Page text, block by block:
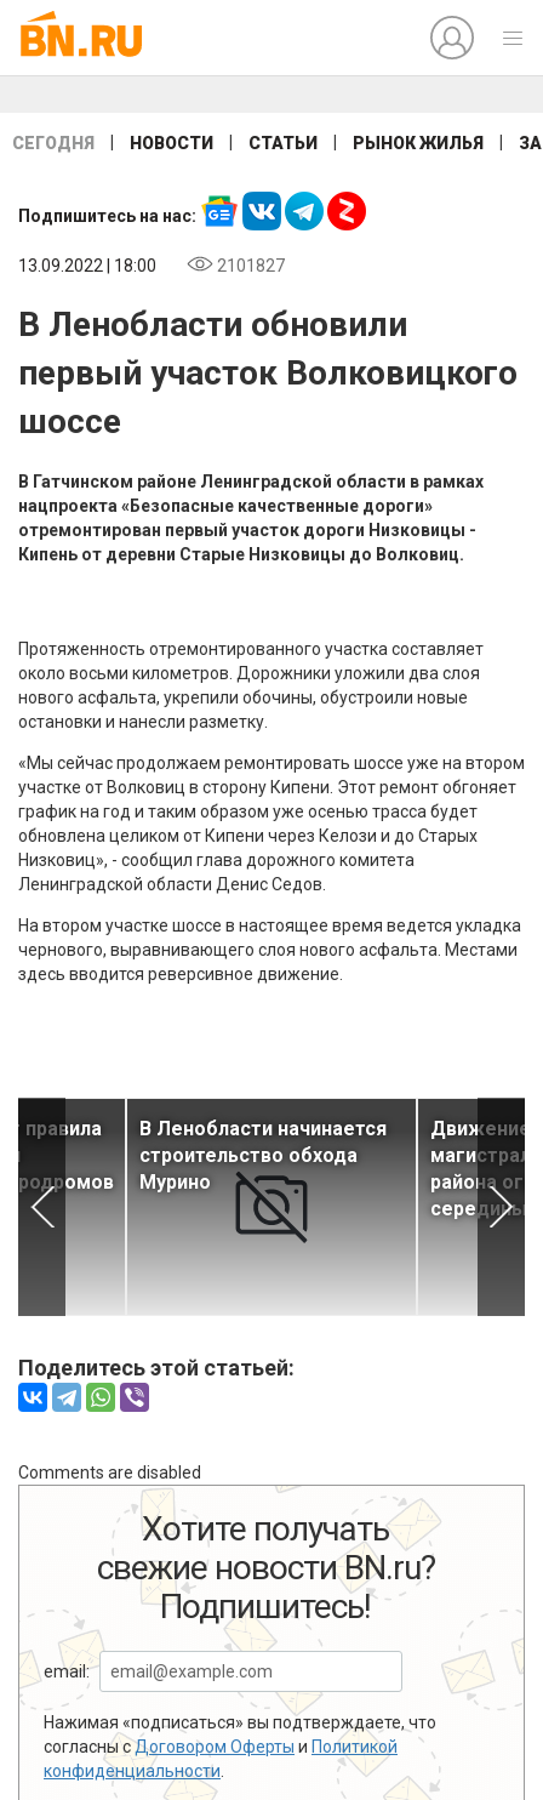
СЕГОДНЯ НОВОСТИ СТАТЬИ РЫНОК ЖИЛЬЯ
Подпишитесь на нас:
13.09.2022 | 18:00 2101827
В Ленобласти обновили
первый участок Волковицкого
шоссе
В Гатчинском районе Ленинградской области в рамках
нацпроекта «Безопасные качественные дороги»
отремонтирован первый участок дороги Низковицы -
Кипень от деревни Старые Низковицы до Волковиц.
Протяженность отремонтированного участка составляет
около восьми километров. Дорожники уложили два слоя
нового асфальта, укрепили обочины, обустроили новые
остановки и нанесли разметку.
«Мы сейчас продолжаем ремонтировать шоссе уже на втором
участке от Волковиц в сторону Кипени. Этот ремонт обгоняет
график на год и таким образом уже осенью трасса будет
обновлена целиком от Кипени через Келози и до Cтарых
Низковиц», - сообщил глава дорожного комитета
Ленинградской области Денис Седов.
На втором участке шоссе в настоящее время ведется укладка
чернового, выравнивающего слоя нового асфальта. Местами
здесь вводится реверсивное движение.
правила
и
В Ленобласти начинается
строительство обхода
Мурино
Движение
района
середины
Поделитесь этой статьей:
Comments are disabled
Хотите получать
свежие новости BN.ru?
Подпишитесь!
email:
Нажимая «подписаться» вы подтверждаете, что
согласны сДоговором Оферты и Политикой
конфиденциальности